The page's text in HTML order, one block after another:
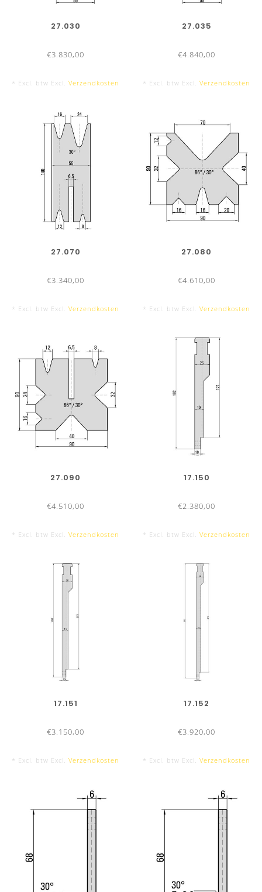
27.030
€3.830,00
* Excl. btw Excl. Verzendkosten
27.035
€4.840,00
* Excl. btw Excl. Verzendkosten
27.070
€3.340,00
* Excl. btw Excl. Verzendkosten
27.080
€4.610,00
* Excl. btw Excl. Verzendkosten
27.090
€4.510,00
* Excl. btw Excl. Verzendkosten
17.150
€2.380,00
* Excl. btw Excl. Verzendkosten
17.151
€3.150,00
* Excl. btw Excl. Verzendkosten
17.152
€3.920,00
* Excl. btw Excl. Verzendkosten